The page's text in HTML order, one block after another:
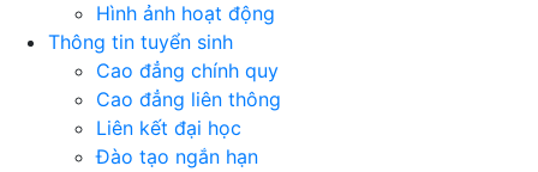
Hình ảnh hoạt động
Thông tin tuyển sinh
Cao đẳng chính quy
Cao đẳng liên thông
Liên kết đại học
Đào tạo ngắn hạn